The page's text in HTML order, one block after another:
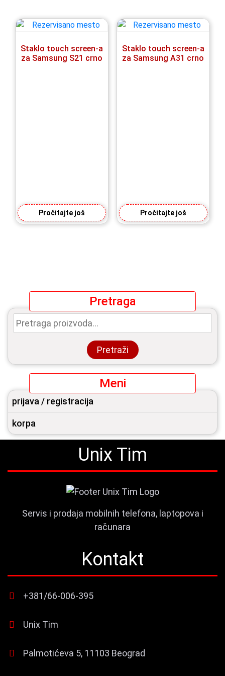
Staklo touch screen-a
za Samsung S21 crno
Pročitajte još
Staklo touch screen-a
za Samsung A31 crno
Pročitajte još
Pretraga
Pretraga
za:
Pretraži
Meni
prijava / registracija
korpa
Unix Tim
Servis i prodaja mobilnih telefona, laptopova i
računara
Kontakt
+381/66-006-395
Unix Tim
Palmotićeva 5, 11103 Beograd